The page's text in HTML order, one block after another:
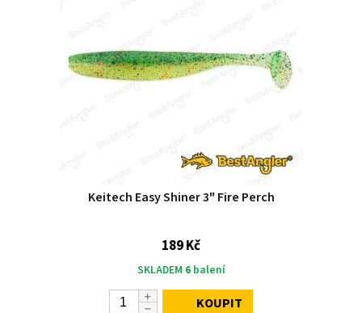
Keitech Easy Shiner 3" Fire Perch
189 Kč
SKLADEM 6balení
KOUPIT